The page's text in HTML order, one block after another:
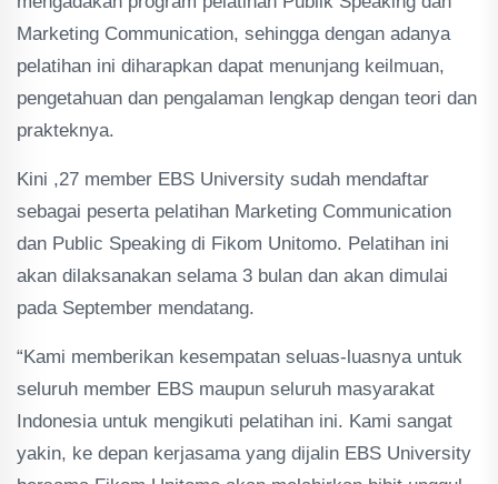
Marketing Communication, sehingga dengan adanya
pelatihan ini diharapkan dapat menunjang keilmuan,
pengetahuan dan pengalaman lengkap dengan teori dan
prakteknya.
Kini ,27 member EBS University sudah mendaftar
sebagai peserta pelatihan Marketing Communication
dan Public Speaking di Fikom Unitomo. Pelatihan ini
akan dilaksanakan selama 3 bulan dan akan dimulai
pada September mendatang.
“Kami memberikan kesempatan seluas-luasnya untuk
seluruh member EBS maupun seluruh masyarakat
Indonesia untuk mengikuti pelatihan ini. Kami sangat
yakin, ke depan kerjasama yang dijalin EBS University